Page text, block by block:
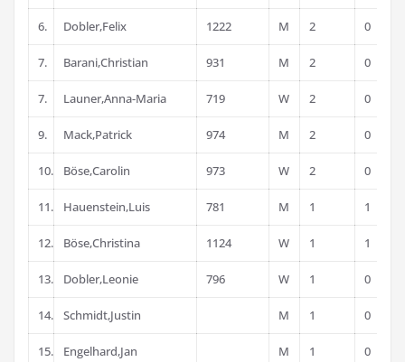
6. Dobler,Felix 1222 M 2 0
7. Barani,Christian 931 M 2 0
7. Launer,Anna-Maria 719 W 2 0
9. Mack,Patrick 974 M 2 0
10. Böse,Carolin 973 W 2 0
11. Hauenstein,Luis 781 M 1 1
12. Böse,Christina 1124 W 1 1
13. Dobler,Leonie 796 W 1 0
14. Schmidt,Justin M 1 0
15. Engelhard,Jan M 1 0